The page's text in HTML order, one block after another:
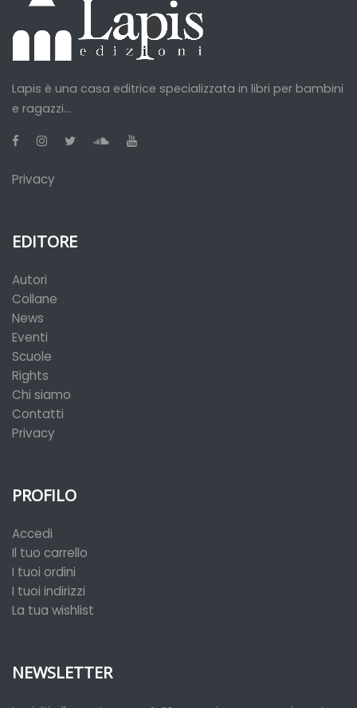
Lapis è una casa editrice specializzata in libri per bambini
e ragazzi...
Privacy
EDITORE
Autori
Collane
News
Eventi
Scuole
Rights
Chi siamo
Contatti
Privacy
PROFILO
Accedi
Il tuo carrello
I tuoi ordini
I tuoi indirizzi
La tua wishlist
NEWSLETTER